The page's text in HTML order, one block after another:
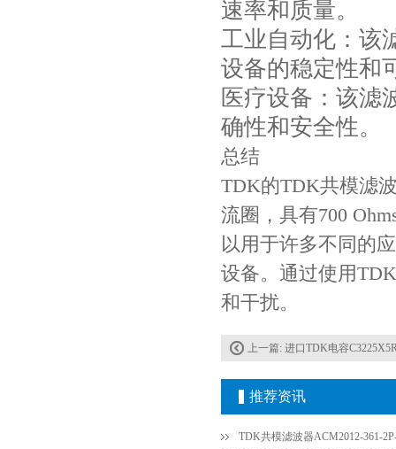
速率和质量。
工业自动化：该
设备的稳定性和
医疗设备：该滤
确性和安全性。
总结
TDK的TDK共模滤
流圈，具有700
以用于许多不同的
设备。通过使用
和干扰。
上一篇: 进口TDK电容
推荐资讯
TDK共模滤波器ACM2012-361-